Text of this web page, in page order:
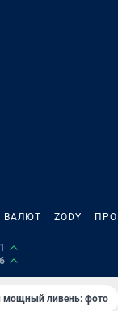
ВАЛЮТ ZODY
мощный ливень: фото